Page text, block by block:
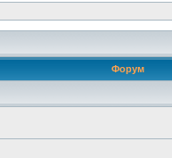
Форум